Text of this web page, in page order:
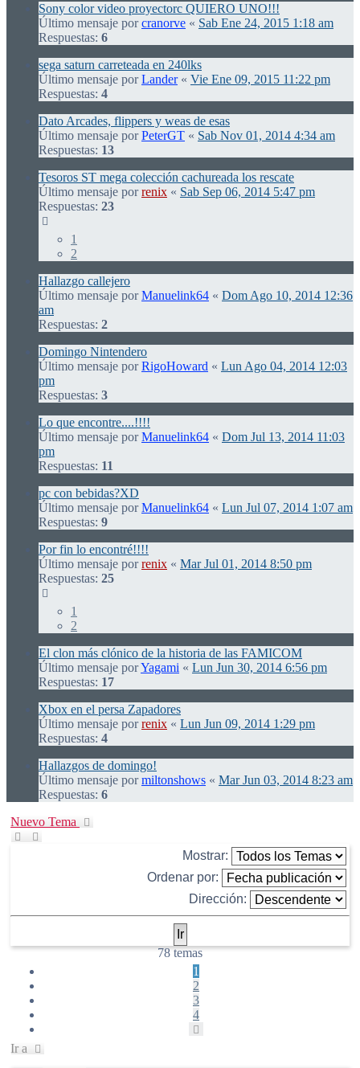
Sony color video proyectorc QUIERO UNO!!!
Último mensaje porcranorve « Sab Ene 24, 2015 1:18 am
Respuestas: 6
sega saturn carreteada en 240lks
Último mensaje porLander« Vie Ene 09, 2015 11:22 pm
Respuestas: 4
Dato Arcades, flippers y weas de esas
Último mensaje porPeterGT « Sab Nov 01, 2014 4:34 am
Respuestas: 13
Tesoros ST mega colección cachureada los rescate
Último mensaje porrenix « Sab Sep 06, 2014 5:47 pm
Respuestas: 23
1
2
Hallazgo callejero
Último mensaje porManuelink64 « Dom Ago 10, 2014 12:36
am
Respuestas: 2
Domingo Nintendero
Último mensaje porRigoHoward « Lun Ago 04, 2014 12:03
pm
Respuestas: 3
Lo que encontre....!!!!
Último mensaje porManuelink64 « Dom Jul 13, 2014 11:03
pm
Respuestas: 11
pc con bebidas?XD
Último mensaje porManuelink64 « Lun Jul 07, 2014 1:07 am
Respuestas: 9
Por fin lo encontré!!!!
Último mensaje porrenix « Mar Jul 01, 2014 8:50 pm
Respuestas: 25
1
2
El clon más clónico de la historia de las FAMICOM
Último mensaje porYagami « Lun Jun 30, 2014 6:56 pm
Respuestas: 17
Xbox en el persa Zapadores
Último mensaje porrenix « Lun Jun 09, 2014 1:29 pm
Respuestas: 4
Hallazgos de domingo!
Último mensaje pormiltonshows « Mar Jun 03, 2014 8:23 am
Respuestas: 6
Nuevo Tema
Mostrar:
Ordenar por:
Dirección:
78 temas
1
2
3
4
Ir a